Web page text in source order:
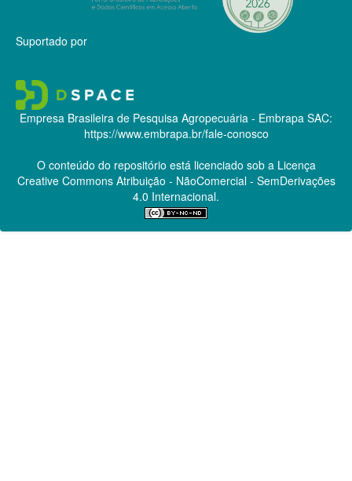
Suportado por
Empresa Brasileira de Pesquisa Agropecuária - Embrapa SAC:
https://www.embrapa.br/fale-conosco
O conteúdo do repositório está licenciado sob a Licença
Creative CommonsAtribuição - NãoComercial - SemDerivações
4.0 Internacional.